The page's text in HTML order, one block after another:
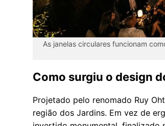
As janelas circulares funcionam
Como surgiu o design
Projetado pelo renomado Ruy
região dos Jardins. Em vez de